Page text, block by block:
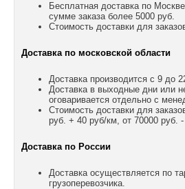
Бесплатная доставка по
сумме заказа более 5000 руб.
Стоимость доставки для
Доставка по московской области
Доставка производится с 9 до
Доставка в выходные дни или
оговаривается отдельно с
Стоимость доставки для
руб. + 40 руб/км, от 70000 руб.
Доставка по России
Доставка осуществляется по
грузоперевозчика.